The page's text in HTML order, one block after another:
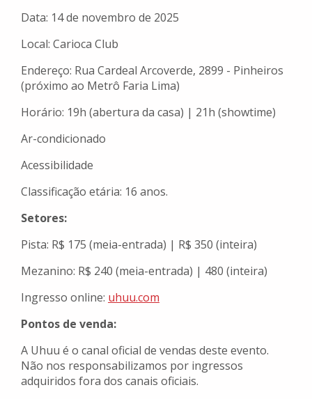
Data: 14 de novembro de 2025
Local: Carioca Club
Endereço: Rua Cardeal Arcoverde, 2899 - Pinheiros
(próximo ao Metrô Faria Lima)
Horário: 19h (abertura da casa) | 21h (showtime)
Ar-condicionado
Acessibilidade
Classificação etária: 16 anos.
Setores:
Pista: R$ 175 (meia-entrada) | R$ 350 (inteira)
Mezanino: R$ 240 (meia-entrada) | 480 (inteira)
Ingresso online: uhuu.com
Pontos de venda:
A Uhuu é o canal oficial de vendas deste evento.
Não nos responsabilizamos por ingressos
adquiridos fora dos canais oficiais.